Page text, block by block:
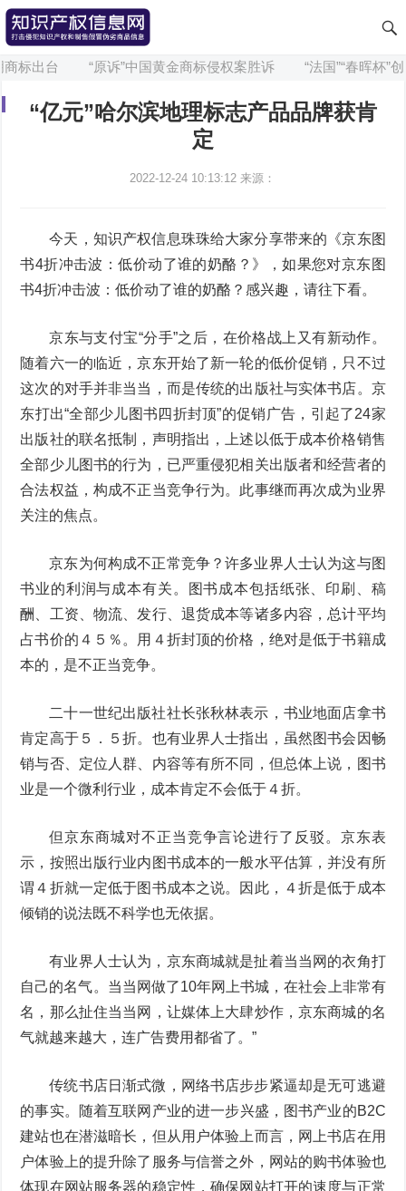
出台 “原诉”中国黄金商标侵权案胜诉 “法国”“春晖杯”创
“亿元”哈尔滨地理标志产品品牌获肯
定
2022-12-24 10:13:12 来源：
今天，知识产权信息珠珠给大家分享带来的《京东图
书4折冲击波：低价动了谁的奶酪？》，如果您对京东图
书4折冲击波：低价动了谁的奶酪？感兴趣，请往下看。
京东与支付宝“分手”之后，在价格战上又有新动作。
随着六一的临近，京东开始了新一轮的低价促销，只不过
这次的对手并非当当，而是传统的出版社与实体书店。京
东打出“全部少儿图书四折封顶”的促销广告，引起了24家
出版社的联名抵制，声明指出，上述以低于成本价格销售
全部少儿图书的行为，已严重侵犯相关出版者和经营者的
合法权益，构成不正当竞争行为。此事继而再次成为业界
关注的焦点。
京东为何构成不正常竞争？许多业界人士认为这与图
书业的利润与成本有关。图书成本包括纸张、印刷、稿
酬、工资、物流、发行、退货成本等诸多内容，总计平均
占书价的４５％。用４折封顶的价格，绝对是低于书籍成
本的，是不正当竞争。
二十一世纪出版社社长张秋林表示，书业地面店拿书
肯定高于５．５折。也有业界人士指出，虽然图书会因畅
销与否、定位人群、内容等有所不同，但总体上说，图书
业是一个微利行业，成本肯定不会低于４折。
但京东商城对不正当竞争言论进行了反驳。京东表
示，按照出版行业内图书成本的一般水平估算，并没有所
谓４折就一定低于图书成本之说。因此，４折是低于成本
倾销的说法既不科学也无依据。
有业界人士认为，京东商城就是扯着当当网的衣角打
自己的名气。当当网做了10年网上书城，在社会上非常有
名，那么扯住当当网，让媒体上大肆炒作，京东商城的名
气就越来越大，连广告费用都省了。”
传统书店日渐式微，网络书店步步紧逼却是无可逃避
的事实。随着互联网产业的进一步兴盛，图书产业的B2C
建站也在潜滋暗长，但从用户体验上而言，网上书店在用
户体验上的提升除了服务与信誉之外，网站的购书体验也
体现在网站服务器的稳定性，确保网站打开的速度与正常